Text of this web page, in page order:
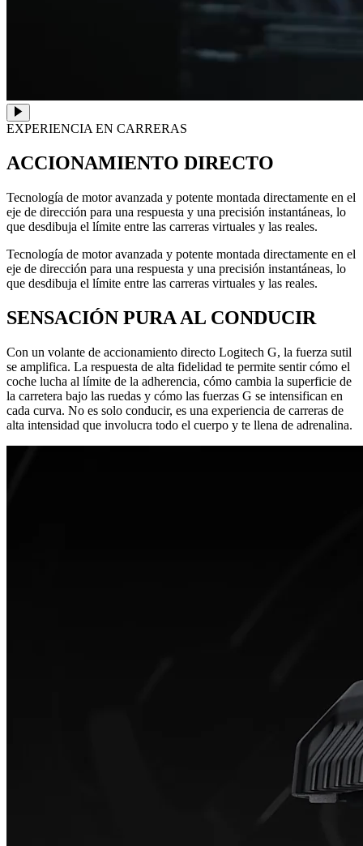
EXPERIENCIA EN CARRERAS
ACCIONAMIENTO DIRECTO
Tecnología de motor avanzada y potente montada directamente en el
eje de dirección para una respuesta y una precisión instantáneas, lo
que desdibuja el límite entre las carreras virtuales y las reales.
Tecnología de motor avanzada y potente montada directamente en el
eje de dirección para una respuesta y una precisión instantáneas, lo
que desdibuja el límite entre las carreras virtuales y las reales.
SENSACIÓN PURA AL CONDUCIR
Con un volante de accionamiento directo Logitech G, la fuerza sutil
se amplifica. La respuesta de alta fidelidad te permite sentir cómo el
coche lucha al límite de la adherencia, cómo cambia la superficie de
la carretera bajo las ruedas y cómo las fuerzas G se intensifican en
cada curva. No es solo conducir, es una experiencia de carreras de
alta intensidad que involucra todo el cuerpo y te llena de adrenalina.